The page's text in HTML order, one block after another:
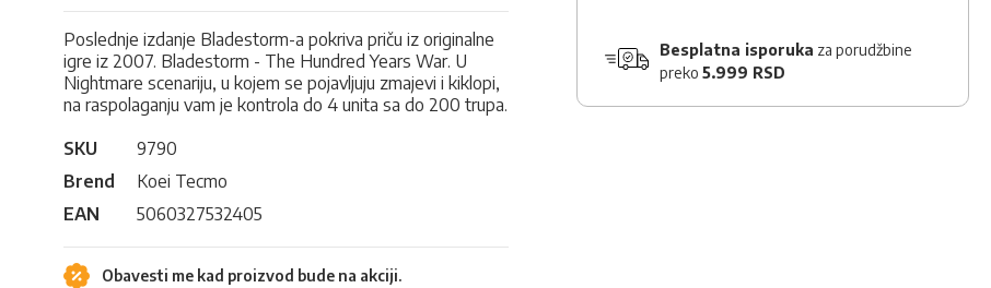
Poslednje izdanje Bladestorm-a pokriva priču iz originalne
igre iz 2007. Bladestorm - The Hundred Years War. U
Nightmare scenariju, u kojem se pojavljuju zmajevi i kiklopi,
na raspolaganju vam je kontrola do 4 unita sa do 200 trupa.
SKU
9790
Brend
Koei Tecmo
EAN
5060327532405
Obavesti me kad proizvod bude na akciji.
Besplatna isporuka za porudžbine
preko 5.999 RSD